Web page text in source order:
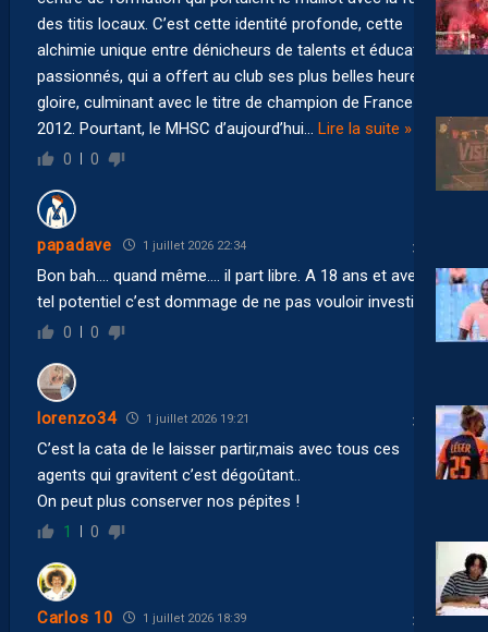
des titis locaux. C’est cette identité profonde, cette
alchimie unique entre dénicheurs de talents et éducateurs
passionnés, qui a offert au club ses plus belles heures de
gloire, culminant avec le titre de champion de France en
2012. Pourtant, le MHSC d’aujourd’hui
Lire la suite »
0 0
papadave 1 juillet 2026 22:34
Bon bah…. quand même…. il part libre. A 18 ans et avec un
tel potentiel c’est dommage de ne pas vouloir investir….
0 0
lorenzo34 1 juillet 2026 19:21
C’est la cata de le laisser partir,mais avec tous ces
agents qui gravitent c’est dégoûtant..
On peut plus conserver nos pépites !
1 0
Carlos 10 1 juillet 2026 18:39